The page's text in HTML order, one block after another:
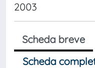
2003
Scheda breve
Scheda